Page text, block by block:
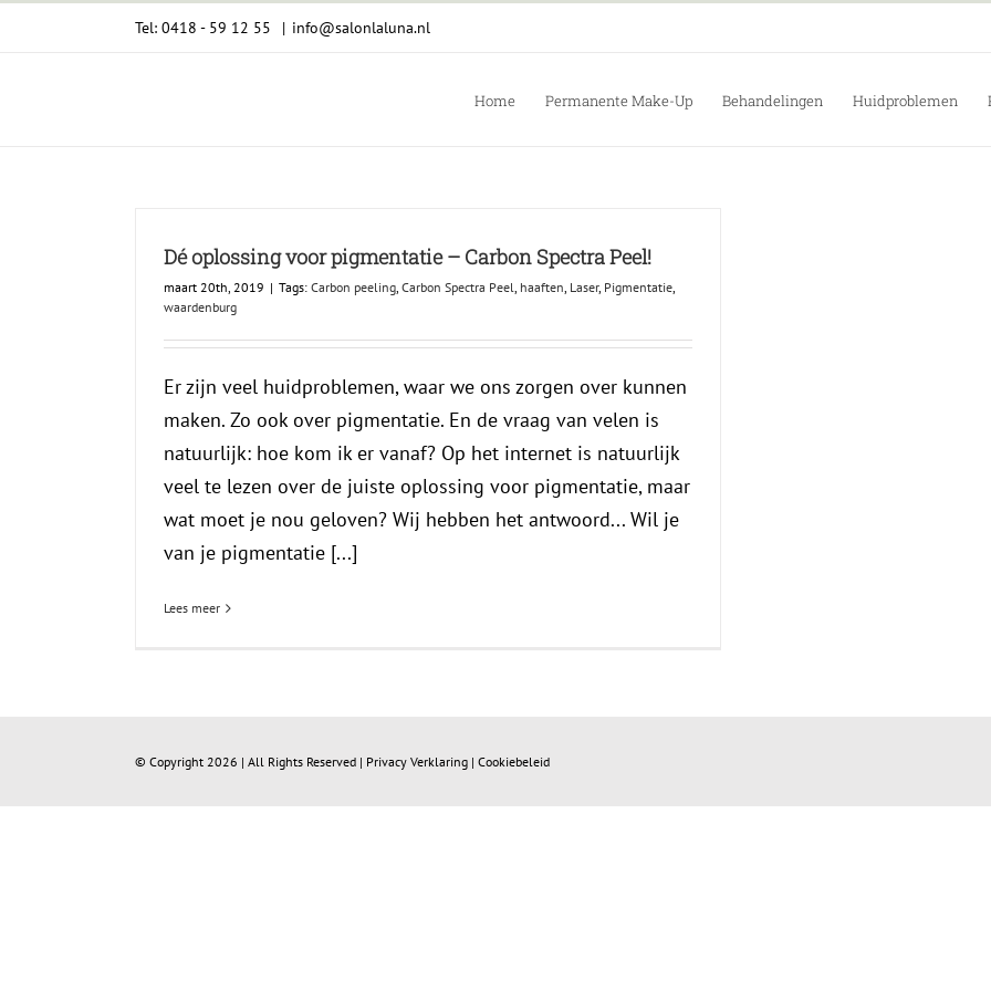
Tel: 0418 - 59 12 55 | info@salonlaluna.nl
Home Permanente Make-Up Behandelingen Huidproblemen
Dé oplossing voor pigmentatie – Carbon Spectra Peel!
maart 20th, 2019 | Tags: Carbon peeling, Carbon Spectra Peel, haaften, Laser, Pigmentatie,
waardenburg
Er zijn veel huidproblemen, waar we ons zorgen over kunnen
maken. Zo ook over pigmentatie. En de vraag van velen is
natuurlijk: hoe kom ik er vanaf? Op het internet is natuurlijk
veel te lezen over de juiste oplossing voor pigmentatie, maar
wat moet je nou geloven? Wij hebben het antwoord... Wil je
van je pigmentatie [...]
Lees meer
© Copyright 2026 | All Rights Reserved | Privacy Verklaring | Cookiebeleid